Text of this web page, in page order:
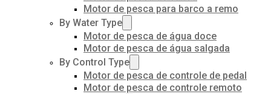
Motor de pesca para barco a remo
By Water Type
Motor de pesca de água doce
Motor de pesca de água salgada
By Control Type
Motor de pesca de controle de pedal
Motor de pesca de controle remoto